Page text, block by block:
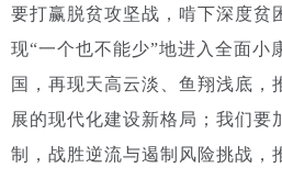
要打赢脱贫攻坚战，啃下深度贫
现“一个也不能少”地进入全面小
国，再现天高云淡、鱼翔浅底，
展的现代化建设新格局；我们要
制，战胜逆流与遏制风险挑战，